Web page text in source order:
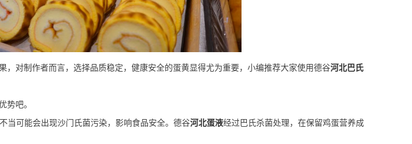
，对制作者而言，选择品质稳定，健康安全的蛋黄显得尤为重要，小编推荐大家使用德谷河北巴氏
势吧。
当可能会出现沙门氏菌污染，影响食品安全。德谷河北蛋液经过巴氏杀菌处理，在保留鸡蛋营养成